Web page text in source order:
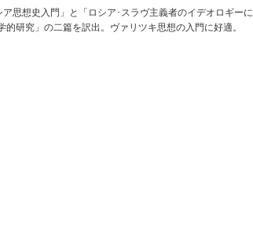
思想史入門」と「ロシア･スラヴ主義者のイデオロギーに
研究」の二篇を訳出。ヴァリツキ思想の入門に好適。